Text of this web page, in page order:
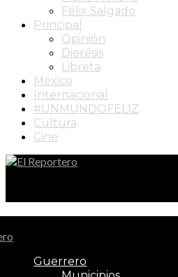
Félix Salgado
Principal
Opinión
Dierésis
Libreta
México
Internacional
#UNMUNDOFELIZ
Cultura
Cine
Guerrero